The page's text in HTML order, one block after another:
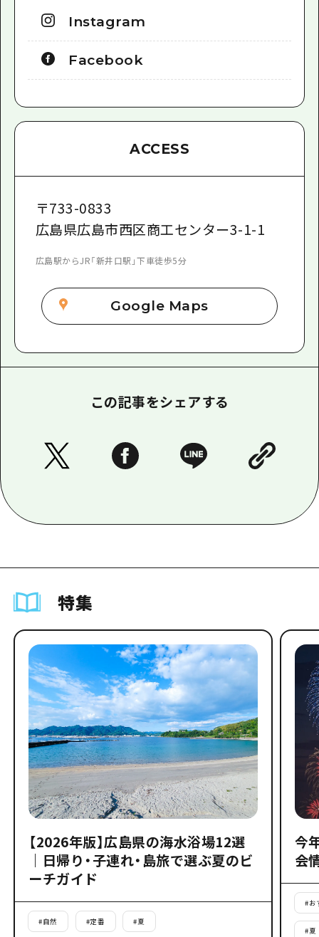
Instagram
Facebook
ACCESS
〒733-0833
広島県広島市西区商工センター3-1-1
広島駅からJR「新井口駅」下車徒歩5分
Google Maps
この記事をシェアする
特集
【2026年版】広島県の海水浴場12選
｜日帰り・子連れ・島旅で選ぶ夏のビ
ーチガイド
#自然 #定番 #夏
今
会
#お
#夏